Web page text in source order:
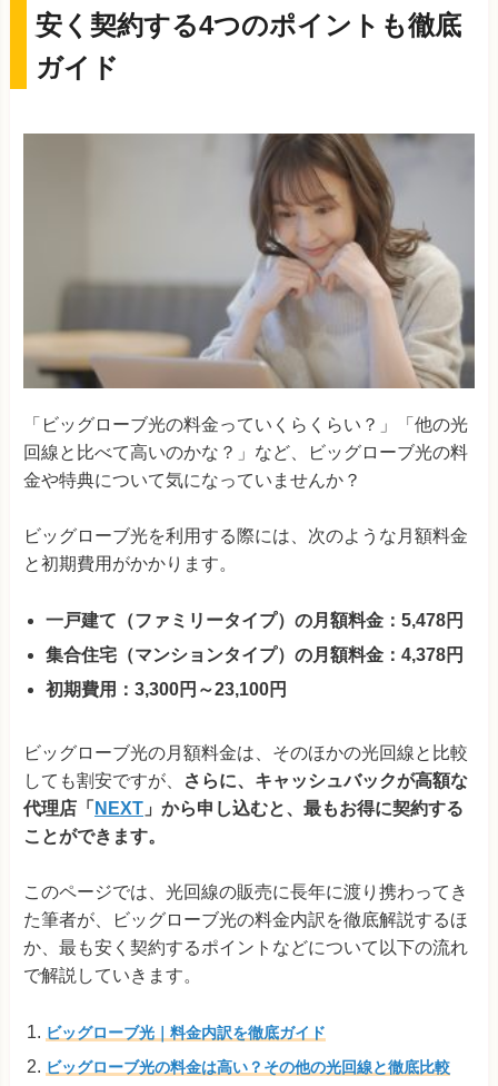
安く契約する4つのポイントも徹底
ガイド
「ビッグローブ光の料金っていくらくらい？」「他の光
回線と比べて高いのかな？」など、ビッグローブ光の料
金や特典について気になっていませんか？
ビッグローブ光を利用する際には、次のような月額料金
と初期費用がかかります。
一戸建て（ファミリータイプ）の月額料金：5,478円
集合住宅（マンションタイプ）の月額料金：4,378円
初期費用：3,300円～23,100円
ビッグローブ光の月額料金は、そのほかの光回線と比較
しても割安ですが、
さらに、キャッシュバックが高額な
代理店「 NEXT 」から申し込むと、最もお得に契約する
ことができます。
このページでは、光回線の販売に長年に渡り携わってき
た筆者が、ビッグローブ光の料金内訳を徹底解説するほ
か、最も安く契約するポイントなどについて以下の流れ
で解説していきます。
ビッグローブ光｜料金内訳を徹底ガイド
ビッグローブ光の料金は高い？その他の光回線と徹底比較